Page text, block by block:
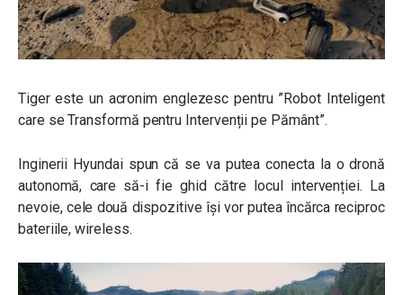
Tiger este un acronim englezesc pentru ”Robot Inteligent
care se Transformă pentru Intervenții pe Pământ”.
Inginerii Hyundai spun că se va putea conecta la o dronă
autonomă, care să-i fie ghid către locul intervenției. La
nevoie, cele două dispozitive își vor putea încărca reciproc
bateriile, wireless.